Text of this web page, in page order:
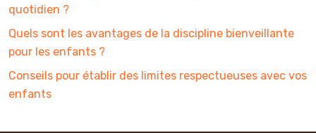
quotidien ?
Quels sont les avantages de la discipline bienveillante
pour les enfants ?
Conseils pour établir des limites respectueuses avec vos
enfants